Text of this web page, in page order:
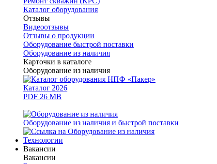
Каталог оборудования
Отзывы
Видеоотзывы
Отзывы о продукции
Оборудование быстрой поставки
Оборудование из наличия
Карточки в каталоге
Оборудование из наличия
Каталог 2026
PDF 26 MB
Оборудование из наличия и быстрой поставки
Технологии
Вакансии
Вакансии